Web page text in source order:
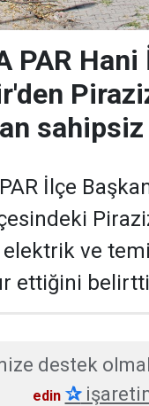
PAR
sahipsiz
İlçe
elektrik ve
ettiğini
destek
edin ✰